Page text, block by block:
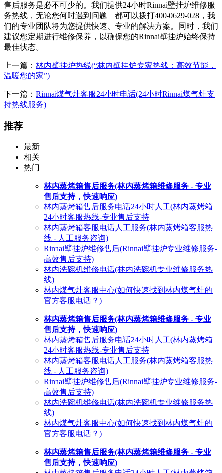
售后服务是必不可少的。我们提供24小时Rinnai壁挂炉维修服
务热线，无论您何时遇到问题，都可以拨打400-0629-028，我
们的专业团队将为您提供快速、专业的解决方案。同时，我们
建议您定期进行维修保养，以确保您的Rinnai壁挂炉始终保持
最佳状态。
上一篇： 林内壁挂炉热线(“林内壁挂炉专家热线：高效节能，
温暖您的家”)
下一篇： Rinnai煤气灶客服24小时电话(24小时Rinnai煤气灶支
持热线服务)
推荐
最新
相关
热门
林内蒸烤箱售后服务(林内蒸烤箱维修服务 - 专业
售后支持，快速响应)
林内蒸烤箱售后服务电话24小时人工(林内蒸烤箱
24小时客服热线-专业售后支持
林内蒸烤箱客服电话人工服务(林内蒸烤箱客服热
线 - 人工服务咨询)
Rinnai壁挂炉维修售后(Rinnai壁挂炉专业维修服务-
高效售后支持)
林内洗碗机维修电话(林内洗碗机专业维修服务热
线)
林内煤气灶客服中心(如何快速找到林内煤气灶的
官方客服电话？)
林内蒸烤箱售后服务(林内蒸烤箱维修服务 - 专业
售后支持，快速响应)
林内蒸烤箱售后服务电话24小时人工(林内蒸烤箱
24小时客服热线-专业售后支持
林内蒸烤箱客服电话人工服务(林内蒸烤箱客服热
线 - 人工服务咨询)
Rinnai壁挂炉维修售后(Rinnai壁挂炉专业维修服务-
高效售后支持)
林内洗碗机维修电话(林内洗碗机专业维修服务热
线)
林内煤气灶客服中心(如何快速找到林内煤气灶的
官方客服电话？)
林内蒸烤箱售后服务(林内蒸烤箱维修服务 - 专业
售后支持，快速响应)